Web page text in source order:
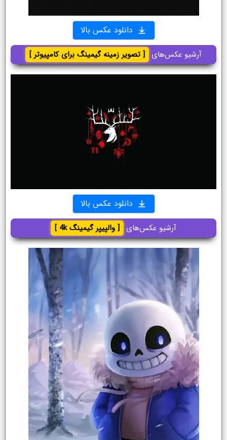
دانلود عکس بالا
آرشیو عکس‌های [ تصویر زمینه گیمینگ برای کامپیوتر ]
دانلود عکس بالا
آرشیو عکس‌های [ والپیپر گیمینگ 4k ]